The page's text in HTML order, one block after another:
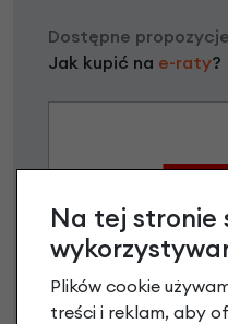
Dostępne propozycje
Jak kupić na e-raty?
Na tej stronie
Plików cookie
treści i reklam, aby